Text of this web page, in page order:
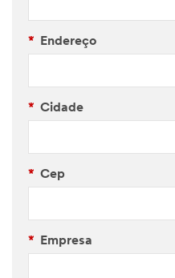
* Endereço
* Cidade
* Cep
* Empresa